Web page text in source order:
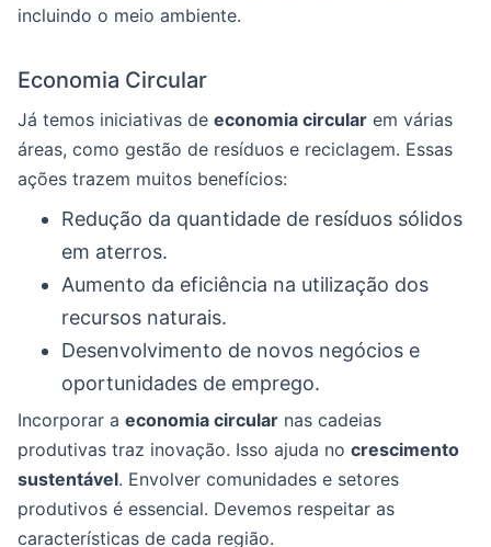
incluindo o meio ambiente.
Economia Circular
Já temos iniciativas de economia circular em várias
áreas, como gestão de resíduos e reciclagem. Essas
ações trazem muitos benefícios:
Redução da quantidade de resíduos sólidos
em aterros.
Aumento da eficiência na utilização dos
recursos naturais.
Desenvolvimento de novos negócios e
oportunidades de emprego.
Incorporar a economia circular nas cadeias
produtivas traz inovação. Isso ajuda no crescimento
sustentável. Envolver comunidades e setores
produtivos é essencial. Devemos respeitar as
características de cada região.